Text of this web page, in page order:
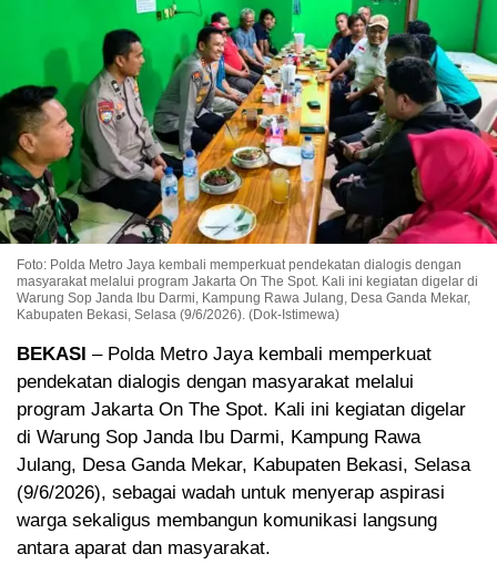
Foto: Polda Metro Jaya kembali memperkuat pendekatan dialogis dengan
masyarakat melalui program Jakarta On The Spot. Kali ini kegiatan digelar di
Warung Sop Janda Ibu Darmi, Kampung Rawa Julang, Desa Ganda Mekar,
Kabupaten Bekasi, Selasa (9/6/2026). (Dok-Istimewa)
BEKASI – Polda Metro Jaya kembali memperkuat
pendekatan dialogis dengan masyarakat melalui
program Jakarta On The Spot. Kali ini kegiatan digelar
di Warung Sop Janda Ibu Darmi, Kampung Rawa
Julang, Desa Ganda Mekar, Kabupaten Bekasi, Selasa
(9/6/2026), sebagai wadah untuk menyerap aspirasi
warga sekaligus membangun komunikasi langsung
antara aparat dan masyarakat.